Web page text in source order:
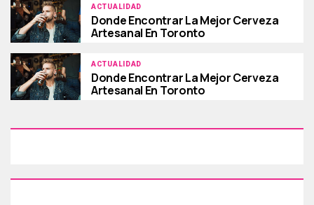
ACTUALIDAD
Donde Encontrar La Mejor Cerveza
Artesanal En Toronto
ACTUALIDAD
Donde Encontrar La Mejor Cerveza
Artesanal En Toronto